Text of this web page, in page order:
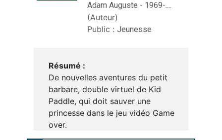
Adam Auguste - 1969-....
(Auteur)
Public : Jeunesse
Résumé :
De nouvelles aventures du petit
barbare, double virtuel de Kid
Paddle, qui doit sauver une
princesse dans le jeu vidéo Game
over.